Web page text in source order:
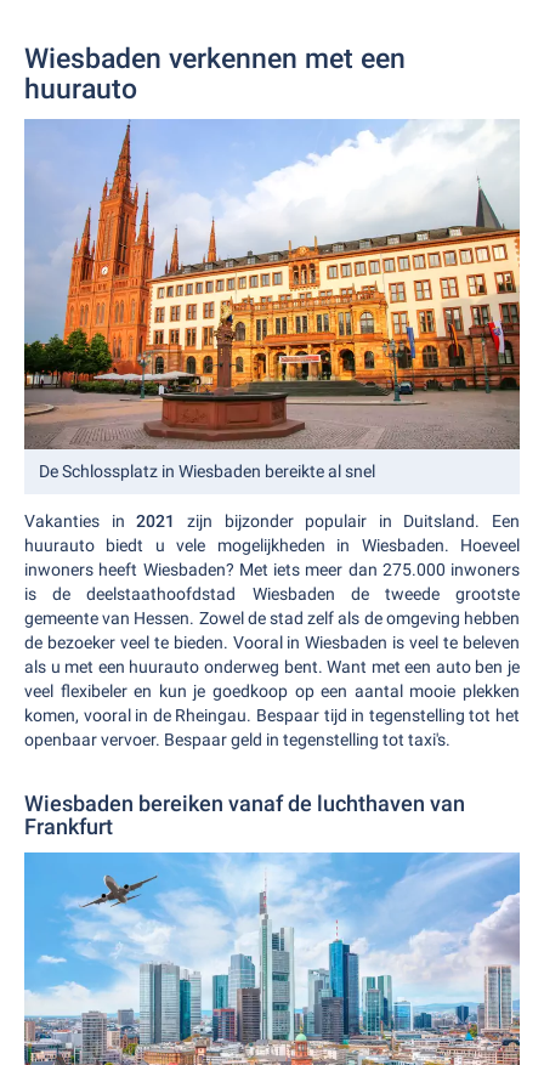
Wiesbaden verkennen met een
huurauto
De Schlossplatz in Wiesbaden bereikte al snel
Vakanties in2021
zijn bijzonder populair in Duitsland. Een
huurauto biedt u vele mogelijkheden in Wiesbaden. Hoeveel
inwoners heeft Wiesbaden? Met iets meer dan 275.000 inwoners
is de deelstaathoofdstad Wiesbaden de tweede grootste
gemeente van Hessen. Zowel de stad zelf als de omgeving hebben
de bezoeker veel te bieden. Vooral in Wiesbaden is veel te beleven
als u met een huurauto onderweg bent. Want met een auto ben je
veel flexibeler en kun je goedkoop op een aantal mooie plekken
komen, vooral in de Rheingau. Bespaar tijd in tegenstelling tot het
openbaar vervoer. Bespaar geld in tegenstelling tot taxi's.
Wiesbaden bereiken vanaf de luchthaven van
Frankfurt